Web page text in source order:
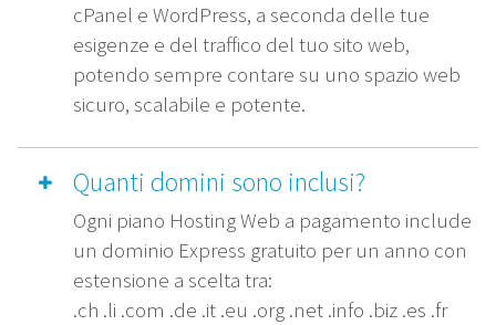
cPanel e WordPress, a seconda delle tue
esigenze e del traffico del tuo sito web,
potendo sempre contare su uno spazio web
sicuro, scalabile e potente.
Quanti domini sono inclusi?
Ogni piano Hosting Web a pagamento include
un dominio Express gratuito per un anno con
estensione a scelta tra:
.ch .li .com .de .it .eu .org .net .info .biz .es .fr